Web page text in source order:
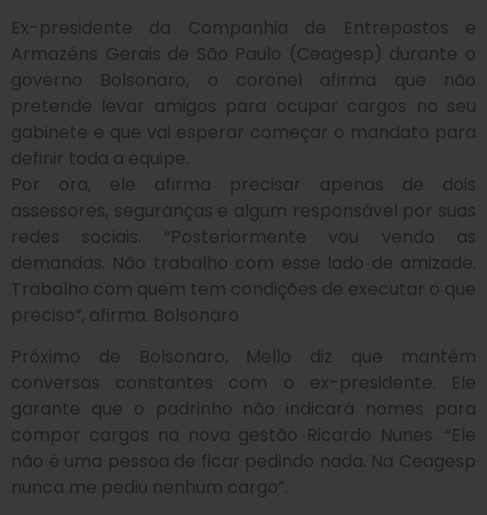
Ex-presidente da Companhia de Entrepostos e
Armazéns Gerais de São Paulo (Ceagesp) durante o
governo Bolsonaro, o coronel afirma que não
pretende levar amigos para ocupar cargos no seu
gabinete e que vai esperar começar o mandato para
definir toda a equipe.
Por ora, ele afirma precisar apenas de dois
assessores, seguranças e algum responsável por suas
redes sociais. “Posteriormente vou vendo as
demandas. Não trabalho com esse lado de amizade.
Trabalho com quem tem condições de executar o que
preciso”, afirma. Bolsonaro
Próximo de Bolsonaro, Mello diz que mantém
conversas constantes com o ex-presidente. Ele
garante que o padrinho não indicará nomes para
compor cargos na nova gestão Ricardo Nunes. “Ele
não é uma pessoa de ficar pedindo nada. Na Ceagesp
nunca me pediu nenhum cargo”.